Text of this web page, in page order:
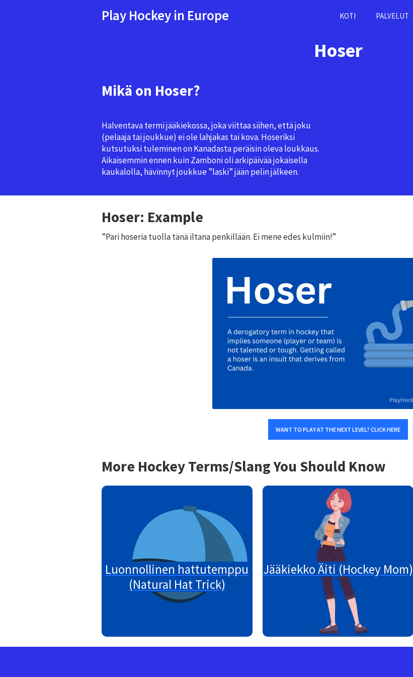
Play Hockey in Europe KOTI PALVELUT
Hoser
Mikä on Hoser?
Halventava termi jääkiekossa, joka viittaa siihen, että joku
(pelaaja tai joukkue) ei ole lahjakas tai kova. Hoseriksi
kutsutuksi tuleminen on Kanadasta peräisin oleva loukkaus.
Aikaisemmin ennen kuin Zamboni oli arkipäivää jokaisella
kaukalolla, hävinnyt joukkue ”laski” jään pelin jälkeen.
Hoser: Example
”Pari hoseria tuolla tänä iltana penkillään. Ei mene edes kulmiin!”
WANT TO PLAY AT THE NEXT LEVEL? CLICK HERE
More Hockey Terms/Slang You Should Know
Luonnollinen hattutemppu
(Natural Hat Trick)
Jääkiekko Äiti (Hockey Mom)